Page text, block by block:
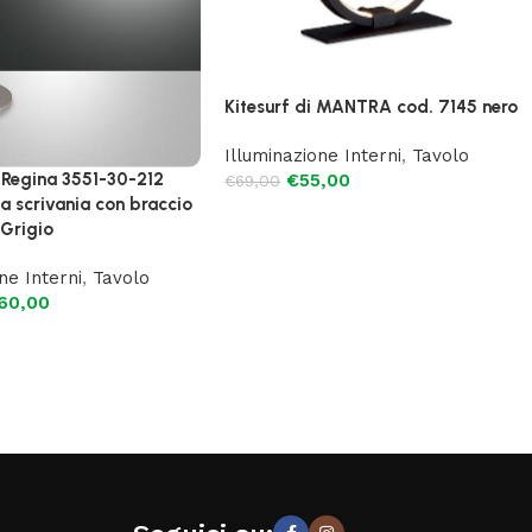
3551-30-212
scrivania con braccio
Interni, Tavolo
Kitesurf di MANTRA cod. 7145 nero
Illuminazione Interni, Tavolo
€69,00 €55,00